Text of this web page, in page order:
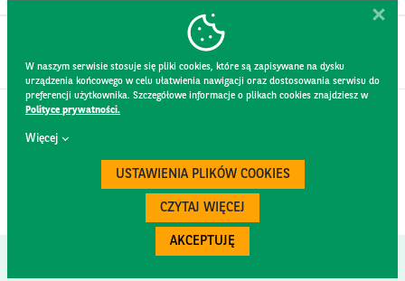
W naszym serwisie stosuje się pliki cookies, które są zapisywane na dysku
urządzenia końcowego w celu ułatwienia nawigacji oraz dostosowania serwisu do
preferencji użytkownika. Szczegółowe informacje o plikach cookies znajdziesz w
Polityce prywatności.
Więcej
USTAWIENIA PLIKÓW COOKIES
CZYTAJ WIĘCEJ
AKCEPTUJĘ
REGULAMIN STRONY
POLITYKA PRYWATNOŚCI